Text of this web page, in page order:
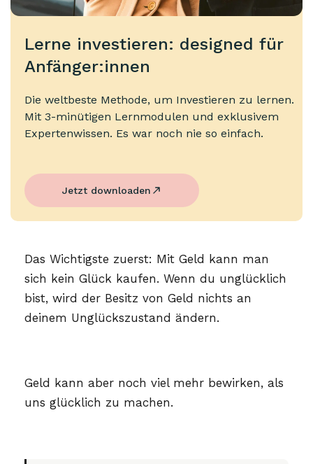
Lerne investieren: designed für
Anfänger:innen
Die weltbeste Methode, um Investieren zu lernen.
Mit 3-minütigen Lernmodulen und exklusivem
Expertenwissen. Es war noch nie so einfach.
Jetzt downloaden
Das Wichtigste zuerst: Mit Geld kann man
sich kein Glück kaufen. Wenn du unglücklich
bist, wird der Besitz von Geld nichts an
deinem Unglückszustand ändern.
Geld kann aber noch viel mehr bewirken, als
uns glücklich zu machen.